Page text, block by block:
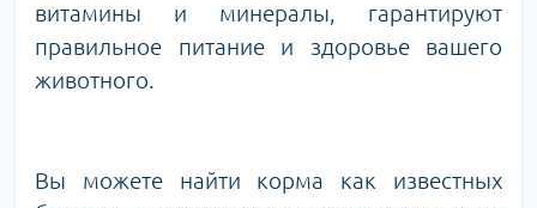
витамины и минералы, гарантируют
правильное питание и здоровье вашего
животного.
Вы можете найти корма как известных